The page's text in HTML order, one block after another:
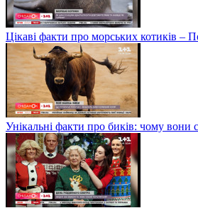
Цікаві факти про морських котиків –
Унікальні факти про биків: чому вони